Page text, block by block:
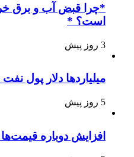
است؟ *
3 روز پیش
میلیاردها دلار پول
5 روز پیش
افزایش دوباره